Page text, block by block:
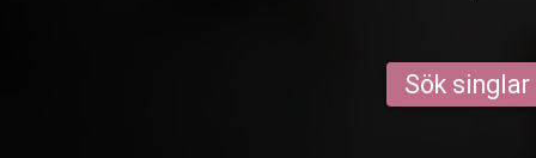
Sök singlar